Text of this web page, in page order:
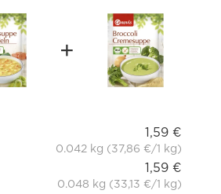
1,59 €
0.042 kg (37,86 €/1 kg)
1,59 €
0.048 kg (33,13 €/1 kg)